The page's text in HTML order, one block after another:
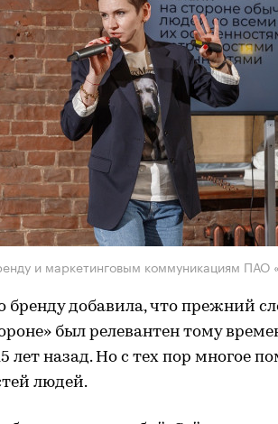
и маркетинговым коммуникациям
бренду добавила, что прежний
был релевантен тому
лет назад. Но с тех пор многое
людей.